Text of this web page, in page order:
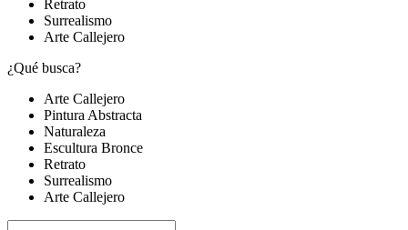
Retrato
Surrealismo
Arte Callejero
¿Qué busca?
Arte Callejero
Pintura Abstracta
Naturaleza
Escultura Bronce
Retrato
Surrealismo
Arte Callejero